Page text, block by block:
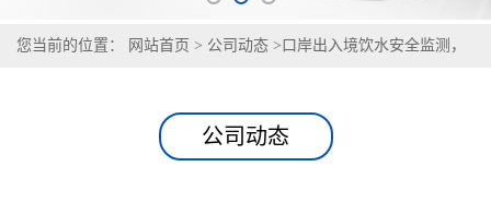
您当前的位置： 网站首页 > 公司动态 >口岸出入境饮水安全监测，
公司动态